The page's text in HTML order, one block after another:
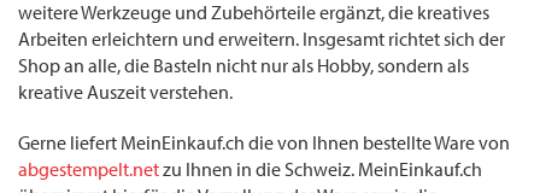
weitere Werkzeuge und Zubehörteile ergänzt, die kreatives
Arbeiten erleichtern und erweitern. Insgesamt richtet sich der
Shop an alle, die Basteln nicht nur als Hobby, sondern als
kreative Auszeit verstehen.
Gerne liefert MeinEinkauf.ch die von Ihnen bestellte Ware von
abgestempelt.netzu Ihnen in die Schweiz. MeinEinkauf.ch